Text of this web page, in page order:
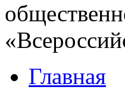
Главная